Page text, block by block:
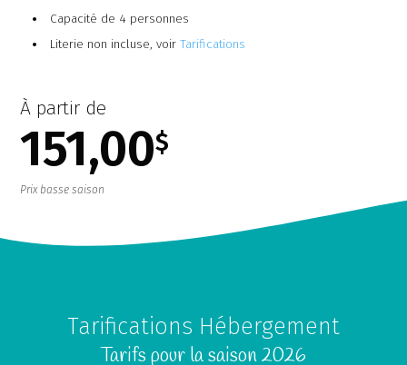
Capacité de 4 personnes
Literie non incluse, voir Tarifications
À partir de
151,00$
Prix basse saison
Tarifications Hébergement
Tarifs pour la saison 2026